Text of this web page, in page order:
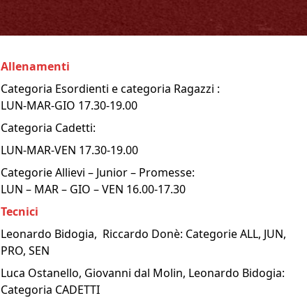
Allenamenti
Categoria Esordienti e categoria Ragazzi :
LUN-MAR-GIO 17.30-19.00
Categoria Cadetti:
LUN-MAR-VEN 17.30-19.00
Categorie Allievi – Junior – Promesse:
LUN – MAR – GIO – VEN 16.00-17.30
Tecnici
Leonardo Bidogia, Riccardo Donè: Categorie ALL, JUN,
PRO, SEN
Luca Ostanello, Giovanni dal Molin, Leonardo Bidogia:
Categoria CADETTI